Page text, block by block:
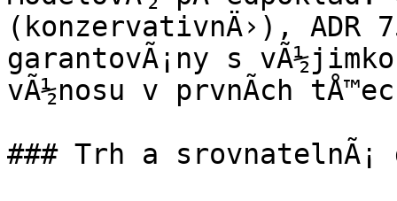
(konzervativnÄ›), ADR
garantovÃ¡ny s
vÃ½nosu v prvnÃ­ch
### Trh a srovnatelnÃ¡